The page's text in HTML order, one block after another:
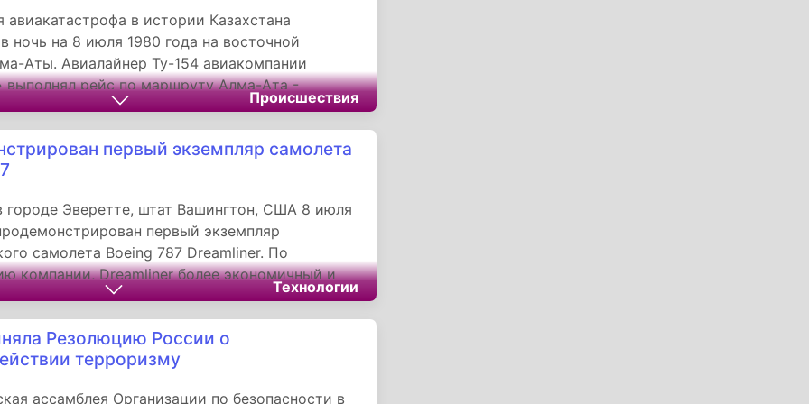
авиакатастрофа в истории Казахстана
ночь на 8 июля 1980 года на восточной
Аты. Авиалайнер Ту-154 авиакомпании
выполнял рейс по маршруту Алма-Ата -
- Симферополь, но через 1 минуту и 40
вылета он рухнул на землю полностью
В результате крушения погибли все
на борту самолета 166 человек.
Происшествия
первый экземпляр самолета
городе Эверетте, штат Вашингтон, США 8 июля
первый экземпляр
самолета Boeing 787 Dreamliner. По
компании, Dreamliner более экономичный и
чем предыдущие разработки. Boeing 787
пассажирским самолетом компании, в
которого широко использованы композитные
Технологии
Резолюцию России о
терроризму
ассамблея Организации по безопасности в